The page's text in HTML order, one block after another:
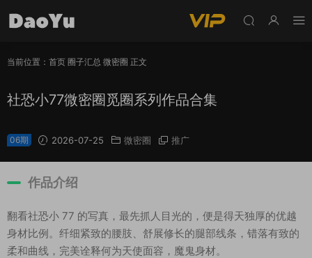
当前位置： 首页 圈子汇总 微密圈 正文
社恐小77微密圈觅圈系列作品合集
06期 2026-07-25 微密圈 推广
作品介绍
翻看社恐小 77 的写真，最先抓人目光的，便是得天独厚的优越
身材比例。纤细紧致的腰肢、舒展修长的腿部线条，错落有致的
柔和曲线，完美诠释何为天使面容，魔鬼身材。